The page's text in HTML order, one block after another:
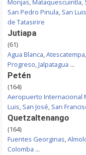
Monjas,Mataquescuintla,
San Pedro Pinula, San
de Tatasirire
Jutiapa
(61)
Agua Blanca,Atescatempa,
Progreso,Jalpatagua ...
Petén
(164)
Aeropuerto Internacional
Luis, San José, San
Quetzaltenango
(164)
Fuentes Georginas,
Colomba ...